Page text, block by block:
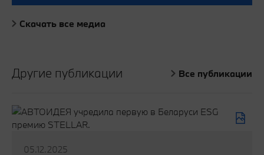
Скачать все медиа
Другие публикации Все публикации
05.12.2025